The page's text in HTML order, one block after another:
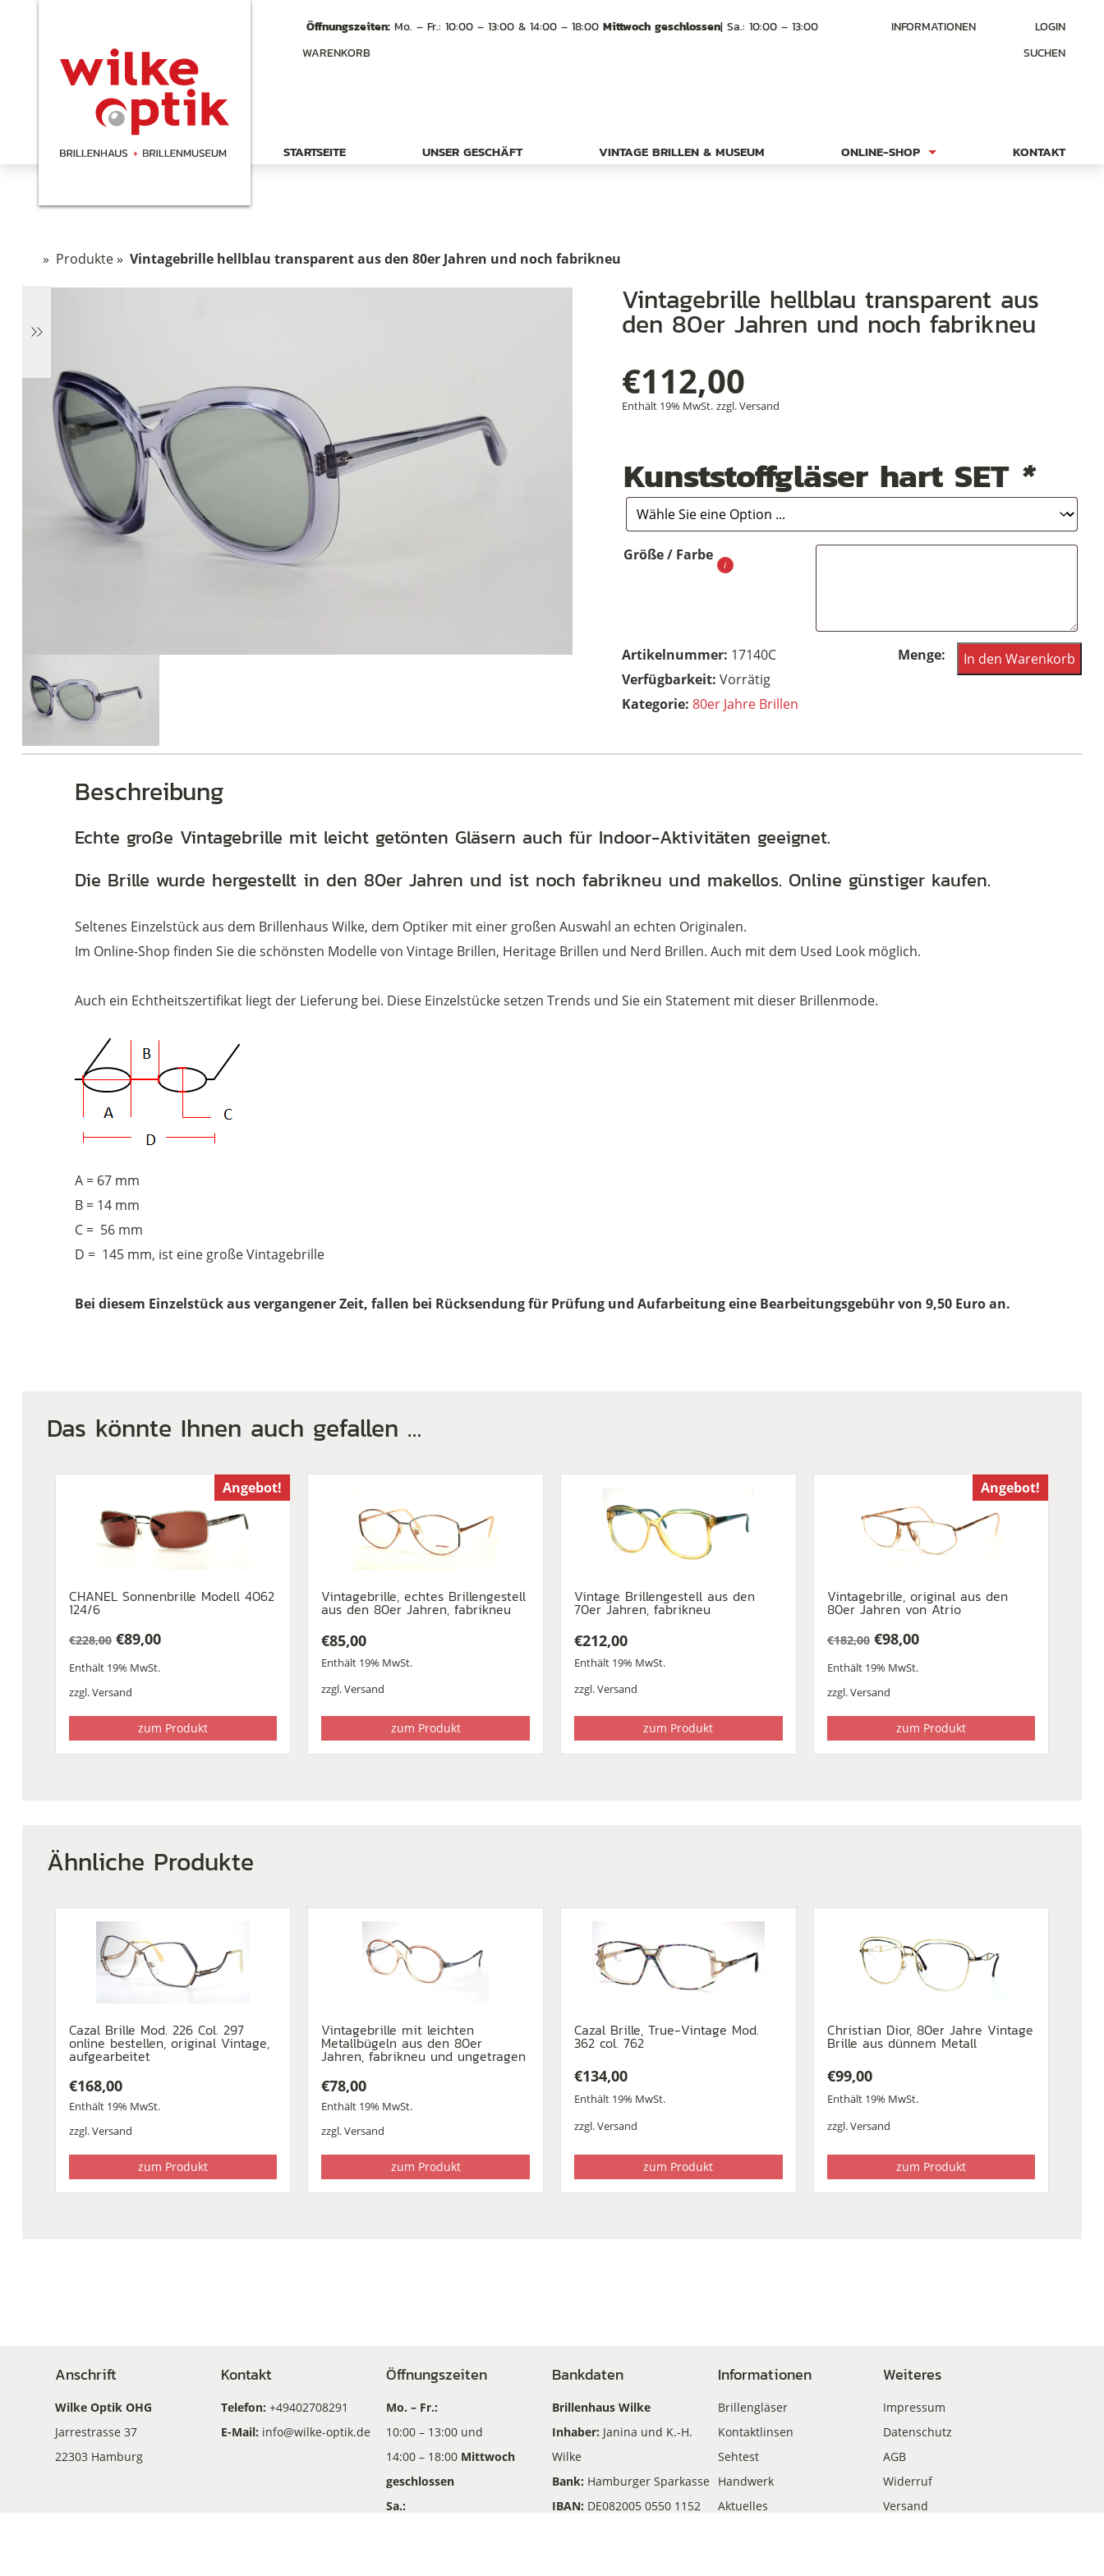
Öffnungszeiten:Mo. – Fr.: 10:00 – 13:00 & 14:00 – 18:00 Mittwoch geschlossen| Sa.: 10:00 – 13:00 INFORMATIONEN
LOGIN
WARENKORB
SUCHEN
STARTSEITE UNSER GESCHÄFT VINTAGE BRILLEN & MUSEUM ONLINE-SHOP KONTAKT
» Produkte» Vintagebrille hellblau transparent aus den 80er Jahren und noch fabrikneu
Vintagebrille hellblau transparent aus
den 80er Jahren und noch fabrikneu
€112,00
Enthält 19% MwSt. zzgl.Versand
Kunststoffgläser hart SET *
Größe / Farbe
Artikelnummer: 17140C
Vorrätig
Kategorie: 80er Jahre Brillen
Vintagebrille
hellblau
den
fabrikneu
In den Warenkorb
Beschreibung
Echte große Vintagebrille mit leicht getönten Gläsern auch für Indoor-Aktivitäten geeignet.
Die Brille wurde hergestellt in den 80er Jahren und ist noch fabrikneu und makellos. Online günstiger kaufen.
Seltenes Einzelstück aus dem Brillenhaus Wilke, dem Optiker mit einer großen Auswahl an echten Originalen.
Im Online-Shop finden Sie die schönsten Modelle von Vintage Brillen, Heritage Brillen und Nerd Brillen. Auch mit dem Used Look möglich.
Auch ein Echtheitszertifikat liegt der Lieferung bei. Diese Einzelstücke setzen Trends und Sie ein Statement mit dieser Brillenmode.
A = 67 mm
B = 14 mm
C = 56 mm
D = 145 mm, ist eine große Vintagebrille
Bei diesem Einzelstück aus vergangener Zeit, fallen bei Rücksendung für Prüfung und Aufarbeitung eine Bearbeitungsgebühr von 9,50 Euro an.
Das könnte Ihnen auch gefallen …
Angebot!
CHANEL Sonnenbrille Modell 4062
124/6
€228,00
Preis
war:
€89,00
Preis
ist:
Enthält 19% MwSt.
zzgl.Versand
zum Produkt
Vintagebrille, echtes Brillengestell
aus den 80er Jahren, fabrikneu
€85,00
Enthält 19% MwSt.
zzgl.Versand
zum Produkt
Vintage Brillengestell aus den
70er Jahren, fabrikneu
€212,00
Enthält 19% MwSt.
zzgl.Versand
zum Produkt
Angebot!
Vintagebrille, original aus den
80er Jahren von Atrio
€182,00
Preis
war:
€98,00
Preis
ist:
Enthält 19% MwSt.
zzgl.Versand
zum Produkt
Ähnliche Produkte
Cazal Brille Mod. 226 Col. 297
online bestellen, original Vintage,
aufgearbeitet
€168,00
Enthält 19% MwSt.
zzgl.Versand
zum Produkt
Vintagebrille mit leichten
Metallbügeln aus den 80er
Jahren, fabrikneu und ungetragen
€78,00
Enthält 19% MwSt.
zzgl.Versand
zum Produkt
Cazal Brille, True-Vintage Mod.
362 col. 762
€134,00
Enthält 19% MwSt.
zzgl.Versand
zum Produkt
Christian Dior, 80er Jahre Vintage
Brille aus dünnem Metall
€99,00
Enthält 19% MwSt.
zzgl.Versand
zum Produkt
Anschrift
Wilke Optik OHG
Jarrestrasse 37
22303 Hamburg
Kontakt
Telefon: +49402708291
E-Mail: info@wilke-optik.de
Öffnungszeiten
Mo. – Fr.:
10:00 – 13:00 und
14:00 – 18:00 Mittwoch
geschlossen
Sa.:
Bankdaten
Brillenhaus Wilke
Inhaber: Janina und K.-H.
Wilke
Bank: Hamburger Sparkasse
IBAN: DE082005 0550 1152
Informationen
Brillengläser
Kontaktlinsen
Sehtest
Handwerk
Aktuelles
Weiteres
Impressum
Datenschutz
AGB
Widerruf
Versand